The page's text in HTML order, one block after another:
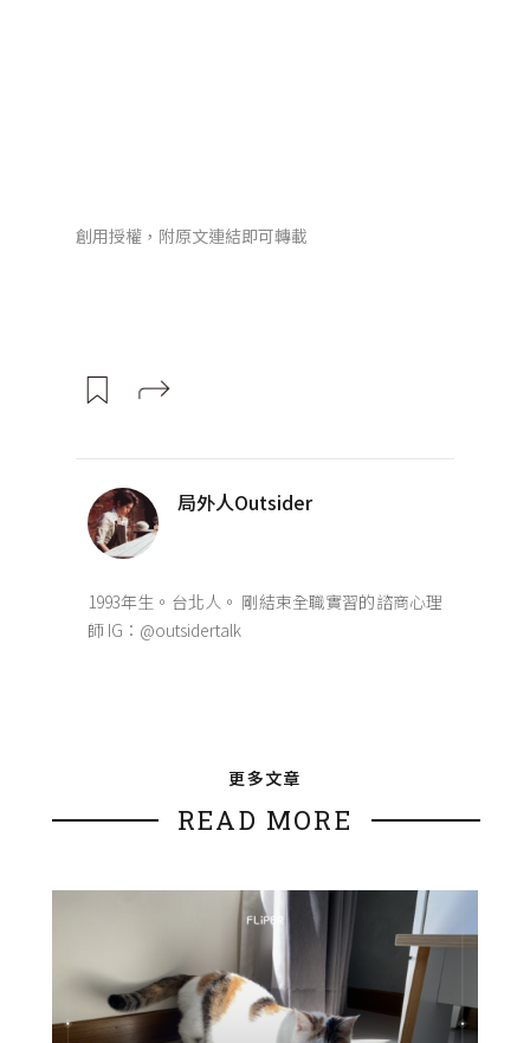
創用授權，附原文連結即可轉載
局外人Outsider
1993年生。台北人。 剛結束全職實習的諮商心理
師 IG：@outsidertalk
更多文章
READ MORE